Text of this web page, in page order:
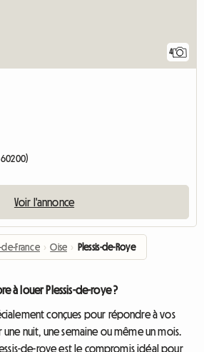
4
Voir l'annonce
de-France › Oise › Plessis-de-Roye
à louer Plessis-de-roye ?
conçues pour répondre à vos
nuit, une semaine ou même un mois.
de-roye est le compromis idéal pour